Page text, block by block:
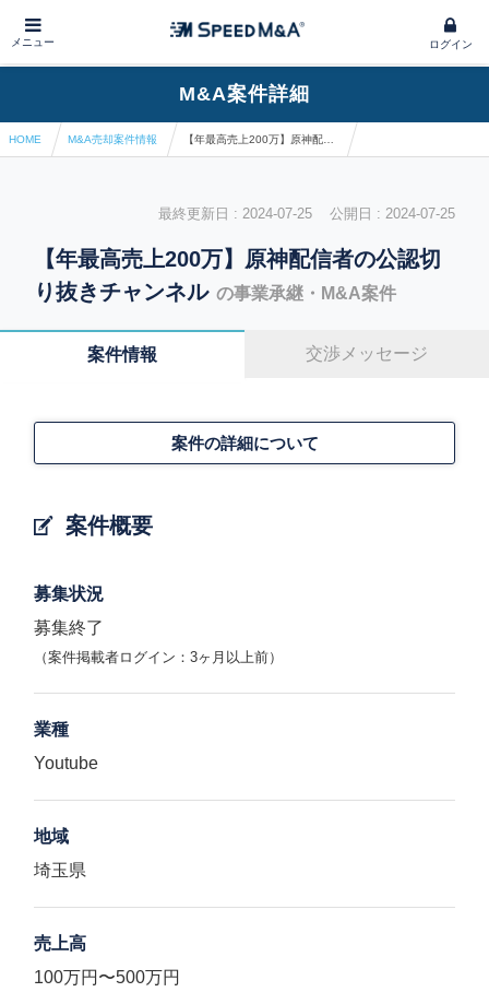
メニュー ログイン
M&A案件詳細
HOME M&A売却案件情報
最終更新日 : 2024-07-25 公開日 : 2024-07-25
【年最高売上200万】原神配信者の公認切
り抜きチャンネル の事業承継・M&A案件
案件情報 交渉メッセージ
案件概要
案件の詳細について
募集状況
募集終了
（案件掲載者ログイン：3ヶ月以上前）
業種
Youtube
地域
埼玉県
売上高
100万円〜500万円